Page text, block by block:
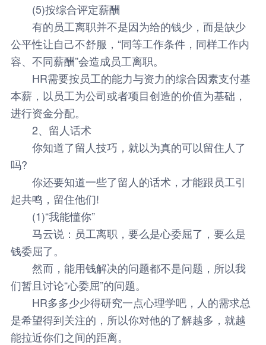
(5)按综合评定薪酬
有的员工离职并不是因为给的钱少，而是缺少
公平性让自己不舒服，“同等工作条件，同样工作内
容、不同薪酬”会造成员工离职。
HR需要按员工的能力与资力的综合因素支付基
本薪，以员工为公司或者项目创造的价值为基础，
进行资金分配。
2、留人话术
你知道了留人技巧，就以为真的可以留住人了
吗?
你还要知道一些了留人的话术，才能跟员工引
起共鸣，留住他们!
(1)“我能懂你”
马云说：员工离职，要么是心委屈了，要么是
钱委屈了。
然而，能用钱解决的问题都不是问题，所以我
们暂且讨论“心委屈”的问题。
HR多多少少得研究一点心理学吧，人的需求总
是希望得到关注的，所以你对他的了解越多，就越
能拉近你们之间的距离。